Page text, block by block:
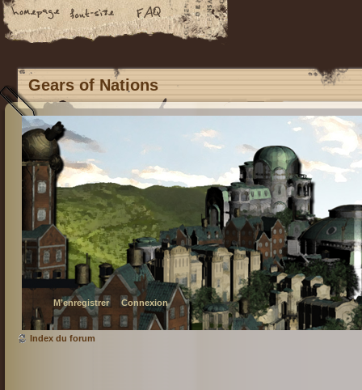
Gears of Nations
M’enregistrer Connexion
Index du forum